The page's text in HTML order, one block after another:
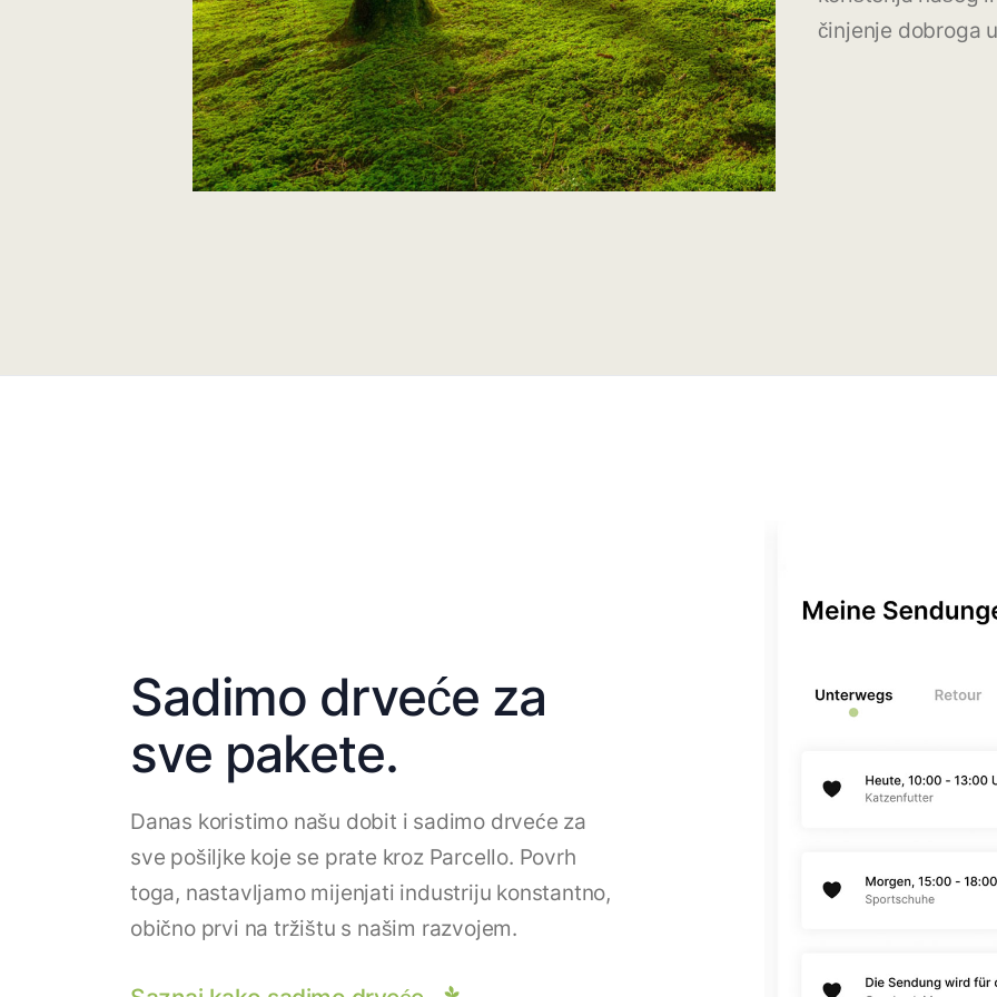
činjenje dobroga
Sadimo drveće za
sve pakete.
Danas koristimo našu dobit i sadimo drveće za
sve pošiljke koje se prate kroz Parcello. Povrh
toga, nastavljamo mijenjati industriju konstantno,
obično prvi na tržištu s našim razvojem.